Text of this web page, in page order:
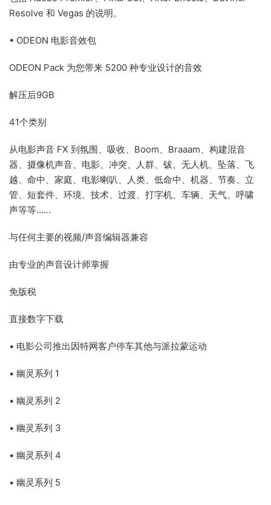
Resolve 和 Vegas 的说明。
• ODEON 电影音效包
ODEON Pack 为您带来 5200 种专业设计的音效
解压后9GB
41个类别
从电影声音 FX 到氛围、吸收、Boom、Braaam、构建混音
器、摄像机声音、电影、冲突、人群、钹、无人机、坠落、飞
越、命中、家庭、电影喇叭、人类、低命中、机器、节奏、立
管、短套件、环境、技术、过渡、打字机、车辆、天气、呼啸
声等等……
与任何主要的视频/声音编辑器兼容
由专业的声音设计师掌握
免版税
直接数字下载
• 电影公司推出因特网客户停车其他与派拉蒙运动
• 幽灵系列 1
• 幽灵系列 2
• 幽灵系列 3
• 幽灵系列 4
• 幽灵系列 5